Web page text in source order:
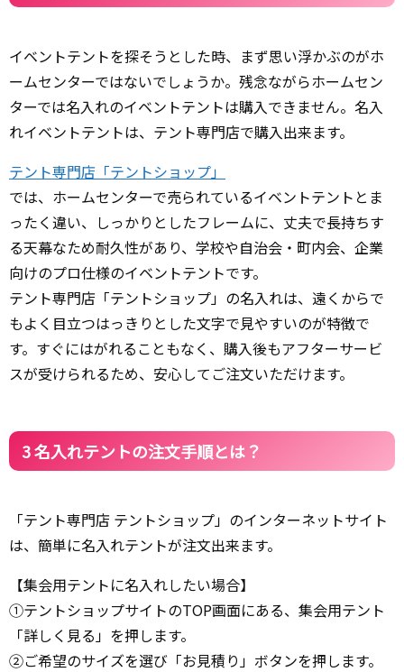
イベントテントを探そうとした時、まず思い浮かぶのがホ
ームセンターではないでしょうか。残念ながらホームセン
ターでは名入れのイベントテントは購入できません。名入
れイベントテントは、テント専門店で購入出来ます。
テント専門店「テントショップ」
では、ホームセンターで売られているイベントテントとま
ったく違い、しっかりとしたフレームに、丈夫で長持ちす
る天幕なため耐久性があり、学校や自治会・町内会、企業
向けのプロ仕様のイベントテントです。
テント専門店「テントショップ」の名入れは、遠くからで
もよく目立つはっきりとした文字で見やすいのが特徴で
す。すぐにはがれることもなく、購入後もアフターサービ
スが受けられるため、安心してご注文いただけます。
3 名入れテントの注文手順とは？
「テント専門店 テントショップ」のインターネットサイト
は、簡単に名入れテントが注文出来ます。
【集会用テントに名入れしたい場合】
①テントショップサイトのTOP画面にある、集会用テント
「詳しく見る」を押します。
②ご希望のサイズを選び「お見積り」ボタンを押します。